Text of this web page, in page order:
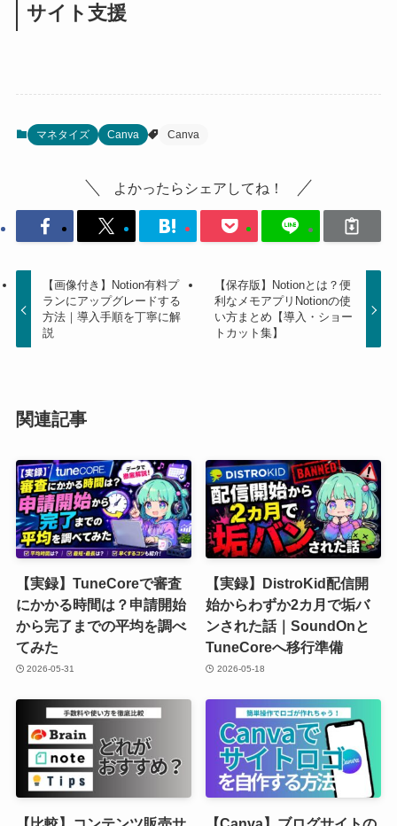
サイト支援
マネタイズ Canva Canva
よかったらシェアしてね！
【画像付き】Notion有料プ
ランにアップグレードする
方法｜導入手順を丁寧に解
説
【保存版】Notionとは？便
利なメモアプリNotionの使
い方まとめ【導入・ショー
トカット集】
関連記事
【実録】TuneCoreで審査
にかかる時間は？申請開始
から完了までの平均を調べ
てみた
2026-05-31
【実録】DistroKid配信開
始からわずか2カ月で垢バ
ンされた話｜SoundOnと
TuneCoreへ移行準備
2026-05-18